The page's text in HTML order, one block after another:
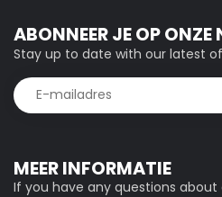
MEER INFORMATIE
If you have any questions
ABONNEER JE OP ONZE
Stay up to date with our latest